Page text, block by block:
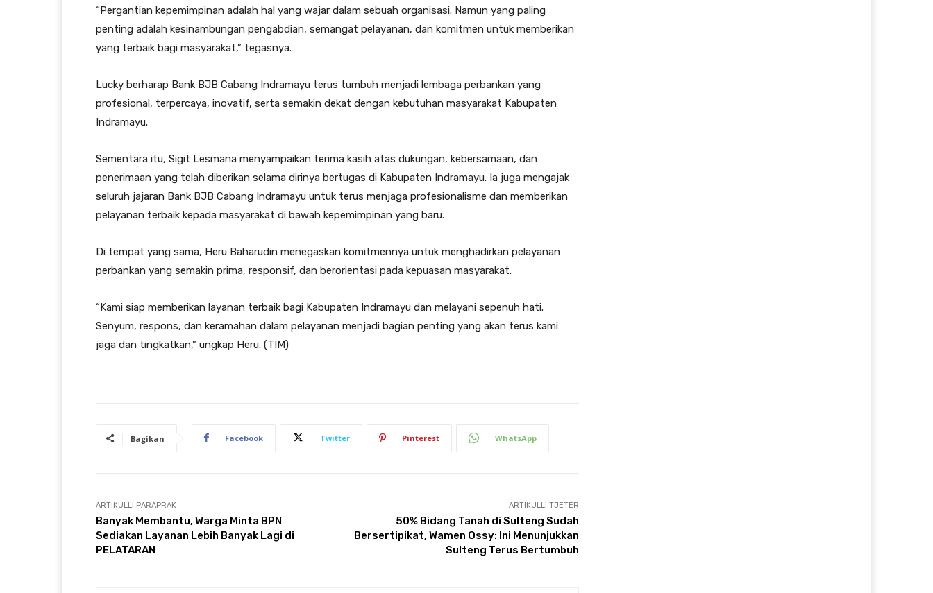
“Pergantian kepemimpinan adalah hal yang wajar dalam sebuah organisasi. Namun yang paling
penting adalah kesinambungan pengabdian, semangat pelayanan, dan komitmen untuk memberikan
yang terbaik bagi masyarakat,” tegasnya.
Lucky berharap Bank BJB Cabang Indramayu terus tumbuh menjadi lembaga perbankan yang
profesional, terpercaya, inovatif, serta semakin dekat dengan kebutuhan masyarakat Kabupaten
Indramayu.
Sementara itu, Sigit Lesmana menyampaikan terima kasih atas dukungan, kebersamaan, dan
penerimaan yang telah diberikan selama dirinya bertugas di Kabupaten Indramayu. Ia juga mengajak
seluruh jajaran Bank BJB Cabang Indramayu untuk terus menjaga profesionalisme dan memberikan
pelayanan terbaik kepada masyarakat di bawah kepemimpinan yang baru.
Di tempat yang sama, Heru Baharudin menegaskan komitmennya untuk menghadirkan pelayanan
perbankan yang semakin prima, responsif, dan berorientasi pada kepuasan masyarakat.
“Kami siap memberikan layanan terbaik bagi Kabupaten Indramayu dan melayani sepenuh hati.
Senyum, respons, dan keramahan dalam pelayanan menjadi bagian penting yang akan terus kami
jaga dan tingkatkan,” ungkap Heru. (TIM)
Bagikan Facebook Twitter Pinterest WhatsApp
ARTIKULLI PARAPRAK
Banyak Membantu, Warga Minta BPN
Sediakan Layanan Lebih Banyak Lagi di
PELATARAN
ARTIKULLI TJETËR
50% Bidang Tanah di Sulteng Sudah
Bersertipikat, Wamen Ossy: Ini Menunjukkan
Sulteng Terus Bertumbuh